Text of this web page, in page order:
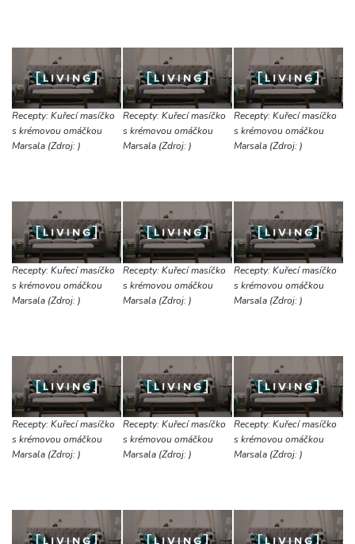
Recepty: Kuřecí masíčko
s krémovou omáčkou
Marsala (Zdroj: )
Recepty: Kuřecí masíčko
s krémovou omáčkou
Marsala (Zdroj: )
Recepty: Kuřecí masíčko
s krémovou omáčkou
Marsala (Zdroj: )
Recepty: Kuřecí masíčko
s krémovou omáčkou
Marsala (Zdroj: )
Recepty: Kuřecí masíčko
s krémovou omáčkou
Marsala (Zdroj: )
Recepty: Kuřecí masíčko
s krémovou omáčkou
Marsala (Zdroj: )
Recepty: Kuřecí masíčko
s krémovou omáčkou
Marsala (Zdroj: )
Recepty: Kuřecí masíčko
s krémovou omáčkou
Marsala (Zdroj: )
Recepty: Kuřecí masíčko
s krémovou omáčkou
Marsala (Zdroj: )